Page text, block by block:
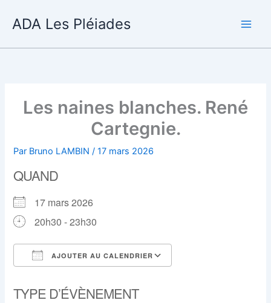
ADA Les Pléiades
Les naines blanches. René
Cartegnie.
Par Bruno LAMBIN/17 mars 2026
QUAND
17 mars 2026
20h30 - 23h30
AJOUTER AU CALENDRIER
TYPE D’ÉVÈNEMENT